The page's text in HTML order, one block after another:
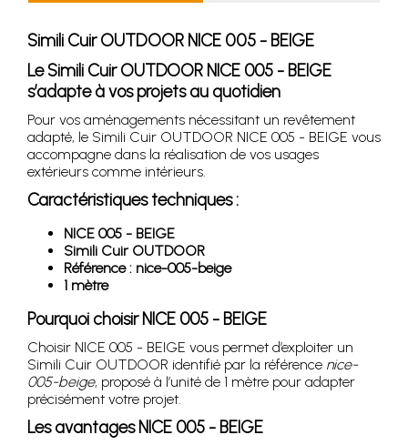
Simili Cuir OUTDOOR NICE 005 - BEIGE
Le Simili Cuir OUTDOOR NICE 005 - BEIGE
s’adapte à vos projets au quotidien
Pour vos aménagements nécessitant un revêtement
adapté, le Simili Cuir OUTDOOR NICE 005 - BEIGE vous
accompagne dans la réalisation de vos usages
extérieurs comme intérieurs.
Caractéristiques techniques :
NICE 005 - BEIGE
Simili Cuir OUTDOOR
Référence : nice-005-beige
1 mètre
Pourquoi choisir NICE 005 - BEIGE
Choisir NICE 005 - BEIGE vous permet d’exploiter un
Simili Cuir OUTDOOR identifié par la référence nice-
005-beige, proposé à l’unité de 1 mètre pour adapter
précisément votre projet.
Les avantages NICE 005 - BEIGE